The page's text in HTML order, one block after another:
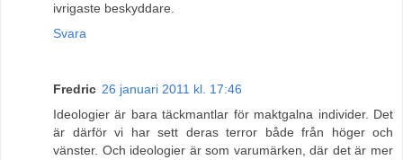
ivrigaste beskyddare.
Svara
Fredric 26 januari 2011 kl. 17:46
Ideologier är bara täckmantlar för maktgalna individer. Det
är därför vi har sett deras terror både från höger och
vänster. Och ideologier är som varumärken, där det är mer